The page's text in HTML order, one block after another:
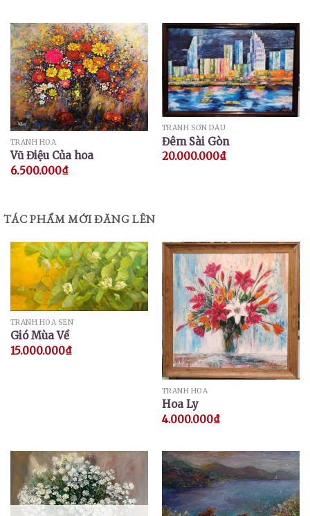
TRANH HOA
Vũ Điệu Của hoa
6.500.000₫
TRANH SƠN DẦU
Đêm Sài Gòn
20.000.000₫
TÁC PHẨM MỚI ĐĂNG LÊN
TRANH HOA SEN
Gió Mùa Về
15.000.000₫
TRANH HOA
Hoa Ly
4.000.000₫